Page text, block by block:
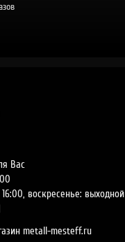
Вас
воскресенье: выходной
metall-mesteff.ru